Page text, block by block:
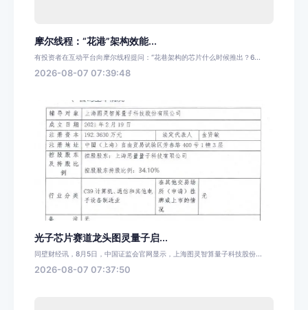
摩尔线程：“花港”架构效能...
有投资者在互动平台向摩尔线程提问：“花巷架构的芯片什么时候推出？6...
2026-08-07 07:39:48
光子芯片赛道龙头图灵量子启...
同壁财经讯，8月5日，中国证监会官网显示，上海图灵智算量子科技股份...
2026-08-07 07:37:50